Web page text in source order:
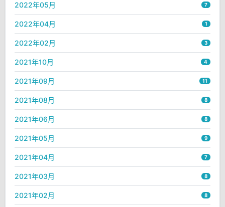
2022年05月 7
2022年04月 1
2022年02月 3
2021年10月 4
2021年09月 11
2021年08月 8
2021年06月 8
2021年05月 9
2021年04月 7
2021年03月 8
2021年02月 8